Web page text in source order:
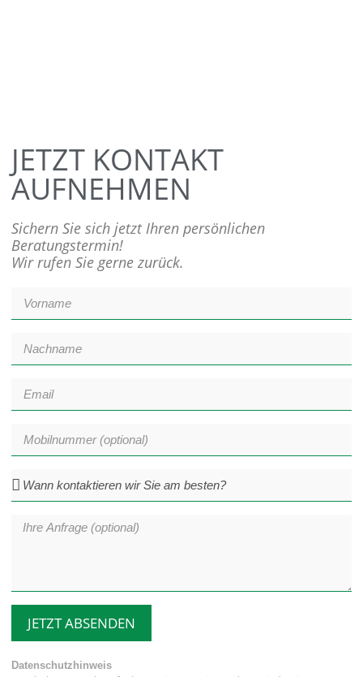
JETZT KONTAKT
AUFNEHMEN
Sichern Sie sich jetzt Ihren persönlichen
Beratungstermin!
Wir rufen Sie gerne zurück.
JETZT ABSENDEN
Datenschutzhinweis